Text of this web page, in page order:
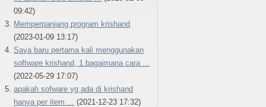
09:42)
Memperpanjang program krishand
(2023-01-09 13:17)
Saya baru pertama kali menggunakan
software krishand, 1.bagaimana cara ...
(2022-05-29 17:07)
apakah sofware yg ada di krishand
hanya per item ...
(2021-12-23 17:32)